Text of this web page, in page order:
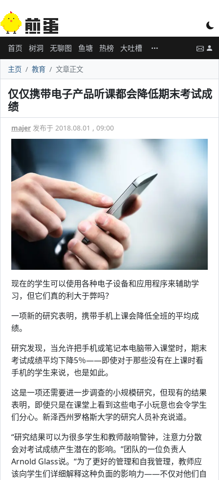
首页 树洞 无聊图 鱼塘 热榜 大吐槽
主页 教育 文章正文
仅仅携带电子产品听课都会降低期末考试成
绩
majer 发布于 2018.08.01 , 09:00
现在的学生可以使用各种电子设备和应用程序来辅助学
习，但它们真的利大于弊吗？
一项新的研究表明，携带手机上课会降低全班的平均成
绩。
研究发现，当允许把手机或笔记本电脑带入课堂时，期末
考试成绩平均下降5％——即使对于那些没有在上课时看
手机的学生来说，也是如此。
这是一项还需要进一步调查的小规模研究，但现有的结果
表明，即使只是在课堂上看到这些电子小玩意也会令学生
们分心。新泽西州罗格斯大学的研究人员补充说道。
“研究结果可以为很多学生和教师敲响警钟，注意力分散
会对考试成绩产生潜在的影响。”团队的一位负责人
Arnold Glass说。“为了更好的管理和自我管理，教师应
该向学生们详细解释这种负面的影响力——不仅对他们自